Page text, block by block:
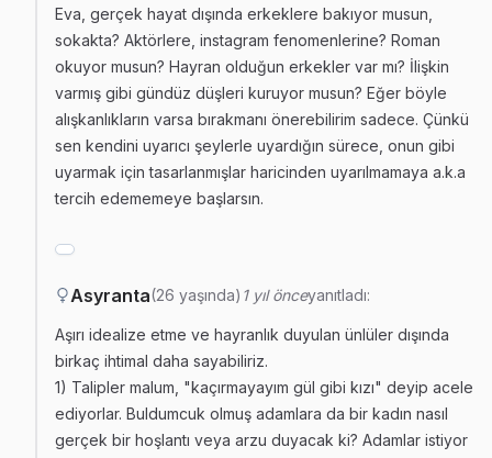
Eva, gerçek hayat dışında erkeklere bakıyor musun,
sokakta? Aktörlere, instagram fenomenlerine? Roman
okuyor musun? Hayran olduğun erkekler var mı? İlişkin
varmış gibi gündüz düşleri kuruyor musun? Eğer böyle
alışkanlıkların varsa bırakmanı önerebilirim sadece. Çünkü
sen kendini uyarıcı şeylerle uyardığın sürece, onun gibi
uyarmak için tasarlanmışlar haricinden uyarılmamaya a.k.a
tercih edememeye başlarsın.
Asyranta(26 yaşında) 1 yıl önceyanıtladı:
Aşırı idealize etme ve hayranlık duyulan ünlüler dışında
birkaç ihtimal daha sayabiliriz.
1) Talipler malum, "kaçırmayayım gül gibi kızı" deyip acele
ediyorlar. Buldumcuk olmuş adamlara da bir kadın nasıl
gerçek bir hoşlantı veya arzu duyacak ki? Adamlar istiyor